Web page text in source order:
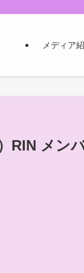
メディア
RIN メン